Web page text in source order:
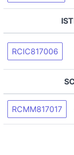
RCIC817006
RCMM817017